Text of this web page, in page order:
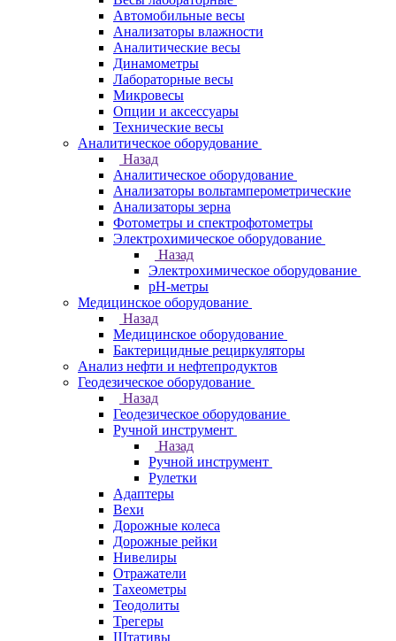
Автомобильные весы
Анализаторы влажности
Аналитические весы
Динамометры
Лабораторные весы
Микровесы
Опции и аксессуары
Технические весы
Аналитическое оборудование
Назад
Аналитическое оборудование
Анализаторы вольтамперометрические
Анализаторы зерна
Фотометры и спектрофотометры
Электрохимическое оборудование
Назад
Электрохимическое оборудование
pH-метры
Медицинское оборудование
Назад
Медицинское оборудование
Бактерицидные рециркуляторы
Анализ нефти и нефтепродуктов
Геодезическое оборудование
Назад
Геодезическое оборудование
Ручной инструмент
Назад
Ручной инструмент
Рулетки
Адаптеры
Вехи
Дорожные колеса
Дорожные рейки
Нивелиры
Отражатели
Тахеометры
Теодолиты
Трегеры
Штативы